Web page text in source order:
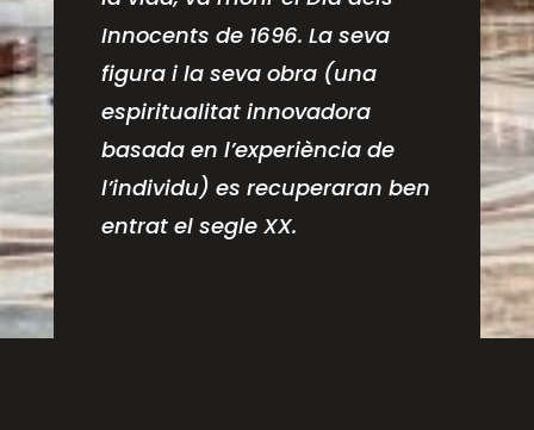
Innocents de 1696. La seva
figura i la seva obra (una
espiritualitat innovadora
basada en l’experiència de
l’individu) es recuperaran ben
entrat el segle XX.